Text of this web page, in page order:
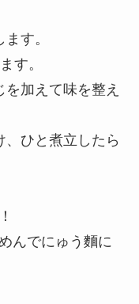
す。
す。
加えて味を整え
ひと煮立したら
んでにゅう麵に